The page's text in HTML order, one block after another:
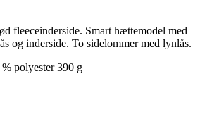
fleeceinderside. Smart hættemodel med
og inderside. To sidelommer med lynlås.
polyester 390 g